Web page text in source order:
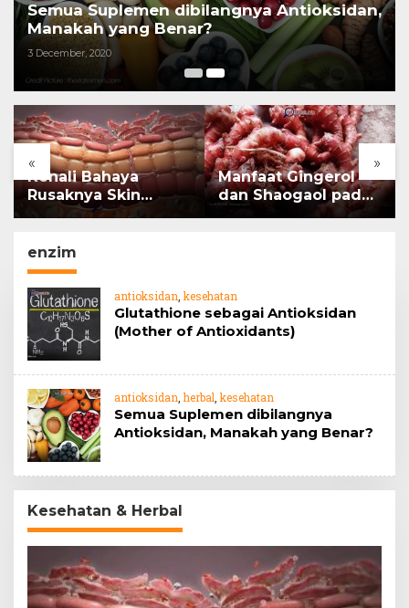
Semua Suplemen dibilangnya Antioksidan,
Manakah yang Benar?
3 December, 2020
« »
Kenali Bahaya
Rusaknya Skin
Barrier
Manfaat Gingerol
dan Shaogaol pada
enzim
antioksidan kesehatan
Glutathione sebagai Antioksidan
(Mother of Antioxidants)
antioksidan ,herbal kesehatan
Semua Suplemen dibilangnya
Antioksidan, Manakah yang Benar?
Kesehatan & Herbal